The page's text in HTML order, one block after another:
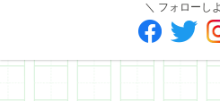
＼ フォローし